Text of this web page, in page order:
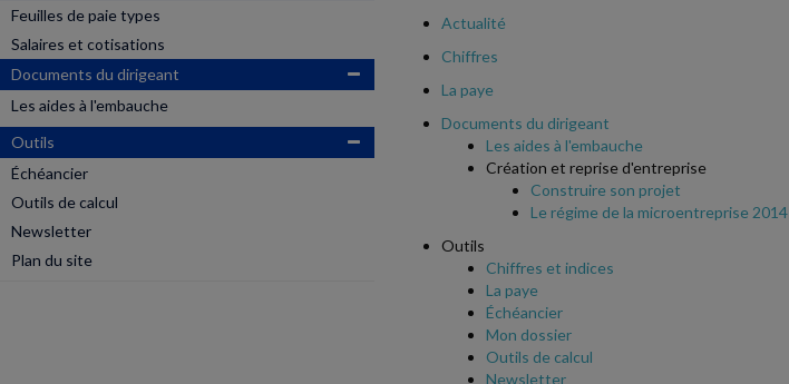
Feuilles de paie types
Salaires et cotisations
Documents du dirigeant
Les aides à l'embauche
Outils
Échéancier
Outils de calcul
Newsletter
Plan du site
Actualité
Chiffres
La paye
Documents du dirigeant
Les aides à l'embauche
Création et reprise d'entreprise
Construire son projet
Le régime de la microentreprise 2014
Outils
Chiffres et indices
La paye
Échéancier
Mon dossier
Outils de calcul
Newsletter